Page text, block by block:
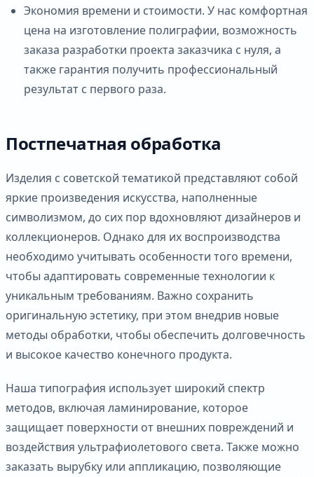
Экономия времени и стоимости. У нас комфортная
цена на изготовление полиграфии, возможность
заказа разработки проекта заказчика с нуля, а
также гарантия получить профессиональный
результат с первого раза.
Постпечатная обработка
Изделия с советской тематикой представляют собой
яркие произведения искусства, наполненные
символизмом, до сих пор вдохновляют дизайнеров и
коллекционеров. Однако для их воспроизводства
необходимо учитывать особенности того времени,
чтобы адаптировать современные технологии к
уникальным требованиям. Важно сохранить
оригинальную эстетику, при этом внедрив новые
методы обработки, чтобы обеспечить долговечность
и высокое качество конечного продукта.
Наша типография использует широкий спектр
методов, включая ламинирование, которое
защищает поверхности от внешних повреждений и
воздействия ультрафиолетового света. Также можно
заказать вырубку или аппликацию, позволяющие